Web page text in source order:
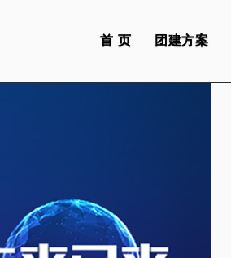
首 页 团建方案